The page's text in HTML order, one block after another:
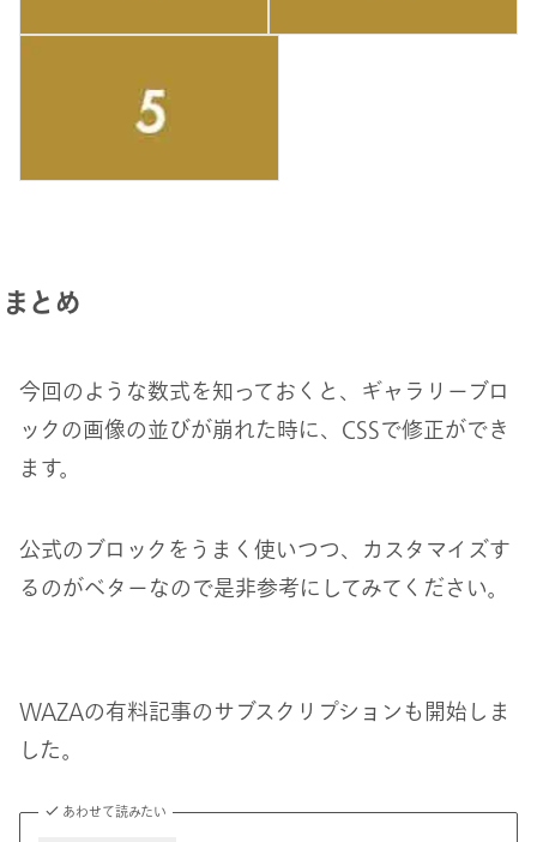
まとめ
今回のような数式を知っておくと、ギャラリーブロ
ックの画像の並びが崩れた時に、CSSで修正ができ
ます。
公式のブロックをうまく使いつつ、カスタマイズす
るのがベターなので是非参考にしてみてください。
WAZAの有料記事のサブスクリプションも開始しま
した。
あわせて読みたい